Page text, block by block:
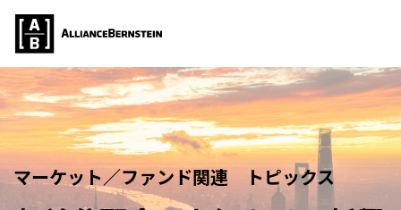
マーケット／ファンド関連 トピックス